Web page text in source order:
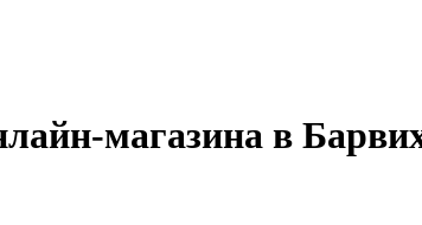
магазина в